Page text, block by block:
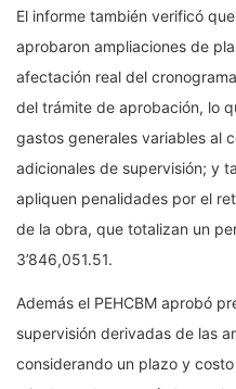
El informe también verificó
aprobaron ampliaciones de
afectación real del
del trámite de aprobación, lo
gastos generales variables al
adicionales de supervisión; y
apliquen penalidades por el
de la obra, que totalizan un
3’846,051.51.
Además el PEHCBM aprobó
supervisión derivadas de las
considerando un plazo y